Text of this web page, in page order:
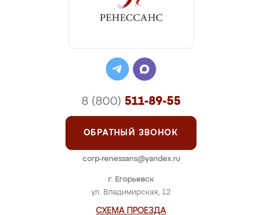
г. Егорьевск
ул. Владимирская, 12
СХЕМА ПРОЕЗДА
8 (800) 511-89-55
ОБРАТНЫЙ ЗВОНОК
corp-renessans@yandex.ru